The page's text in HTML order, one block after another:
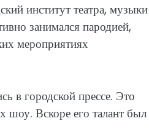
институт театра, музыки
занимался пародией,
мероприятиях
в городской прессе. Это
шоу. Вскоре его талант был